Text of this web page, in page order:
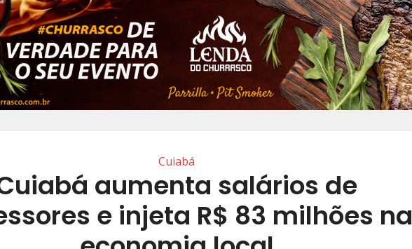
Cuiabá
aumenta salários de
e injeta R$ 83 milhões na